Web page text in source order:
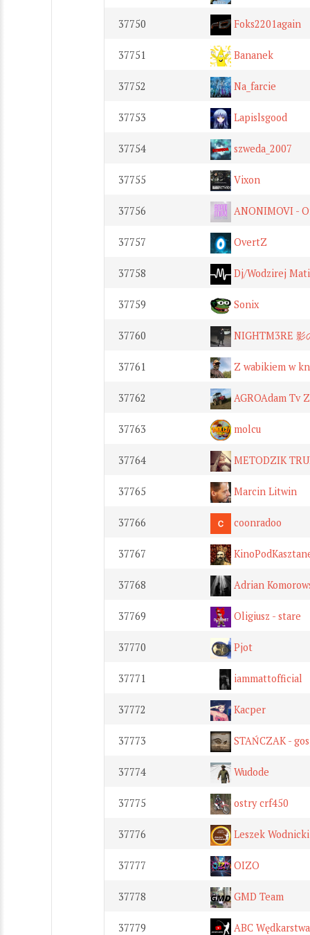
37750 Foks2201again
37751 Bananek
37752 Na_farcie
37753 Lapislsgood
37754 szweda_2007
37755 Vixon
37756 ANONIMOVI -
37757 OvertZ
37758 Dj/Wodzirej
37759 Sonix
37760 NIGHTM3RE 影
37761 Z wabikiem w
37762 AGROAdam Tv
37763 molcu
37764 METODZIK
37765 Marcin Litwin
37766 coonradoo
37767
37768 Adrian
37769 Oligiusz - stare
37770 Pjot
37771 iammattofficial
37772 Kacper
37773 STAŃCZAK -
37774 Wudode
37775 ostry crf450
37776 Leszek
37777 OIZO
37778 GMD Team
37779 ABC Wędkarstwa